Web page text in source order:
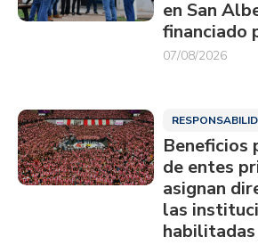
en San
financiado
07/08/2026
Beneficios
de entes
asignan
las